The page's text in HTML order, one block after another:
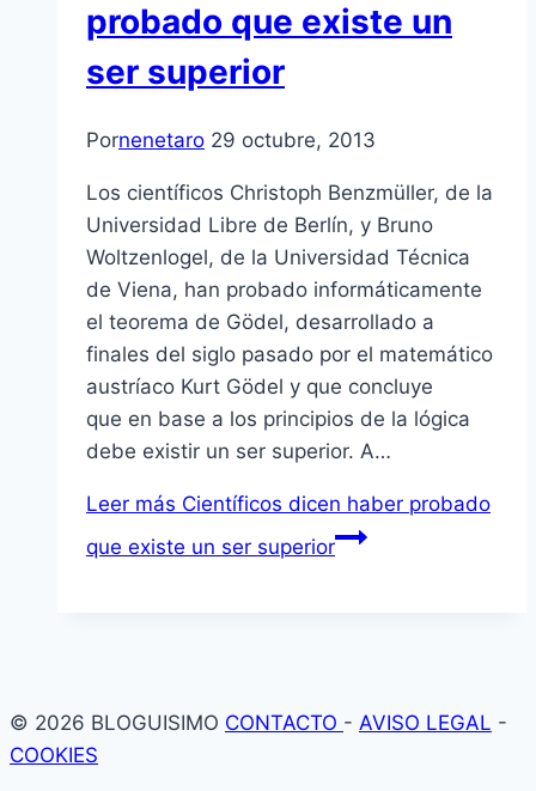
probado que existe un
ser superior
Pornenetaro 29 octubre, 2013
Los científicos Christoph Benzmüller, de la
Universidad Libre de Berlín, y Bruno
Woltzenlogel, de la Universidad Técnica
de Viena, han probado informáticamente
el teorema de Gödel, desarrollado a
finales del siglo pasado por el matemático
austríaco Kurt Gödel y que concluye
que en base a los principios de la lógica
debe existir un ser superior. A…
Leer más Científicos dicen haber probado
que existe un ser superior
© 2026 BLOGUISIMO CONTACTO - AVISO LEGAL -
COOKIES